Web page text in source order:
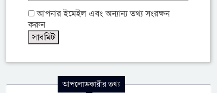
আপনার ইমেইল এবং অন্যান্য তথ্য সংরক্ষন
করুন
আপলোডকারীর তথ্য